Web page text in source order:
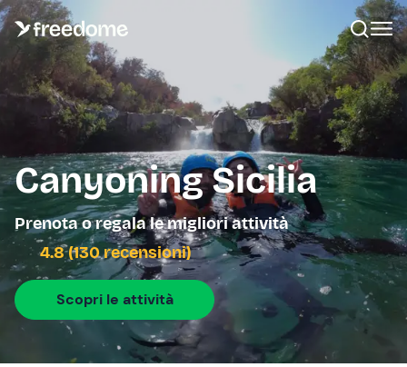
Canyoning Sicilia
Prenota o regala le migliori attività
4.8 (130 recensioni)
Scopri le attività